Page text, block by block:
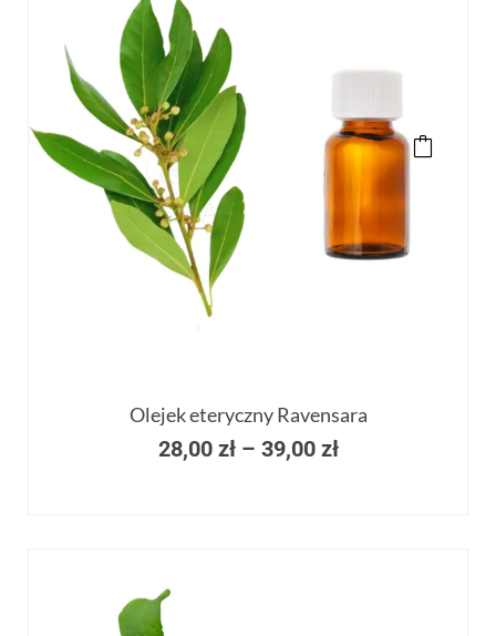
Olejek eteryczny Ravensara
28,00 zł– 39,00 zł